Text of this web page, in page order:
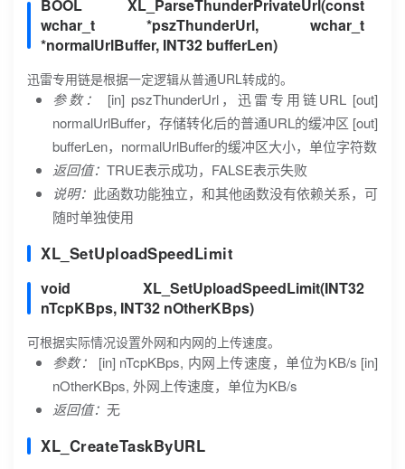
BOOL XL_ParseThunderPrivateUrl(const
wchar_t *pszThunderUrl, wchar_t
*normalUrlBuffer, INT32 bufferLen)
迅雷专用链是根据一定逻辑从普通URL转成的。
参数：
[in] pszThunderUrl，迅雷专用链URL [out]
normalUrlBuffer，存储转化后的普通URL的缓冲区 [out]
bufferLen，normalUrlBuffer的缓冲区大小，单位字符数
返回值： TRUE表示成功，FALSE表示失败
说明： 此函数功能独立，和其他函数没有依赖关系，可
随时单独使用
XL_SetUploadSpeedLimit
void XL_SetUploadSpeedLimit(INT32
nTcpKBps, INT32 nOtherKBps)
可根据实际情况设置外网和内网的上传速度。
参数：
[in] nTcpKBps, 内网上传速度，单位为KB/s [in]
nOtherKBps, 外网上传速度，单位为KB/s
返回值： 无
XL_CreateTaskByURL